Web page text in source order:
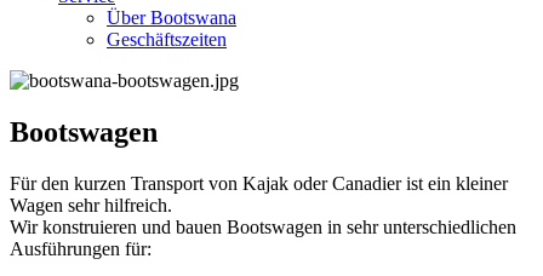
Über Bootswana
Geschäftszeiten
Bootswagen
Für den kurzen Transport von Kajak oder Canadier ist ein kleiner
Wagen sehr hilfreich.
Wir konstruieren und bauen Bootswagen in sehr unterschiedlichen
Ausführungen für: